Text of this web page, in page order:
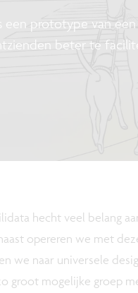
een prototype van
beter te
hecht veel belang
opereren we met
we naar universele
groot mogelijke groep